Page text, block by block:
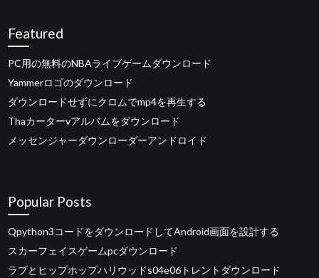
Featured
PC用の無料のNBAライブゲームダウンロード
Yammerロゴのダウンロード
ダウンロードせずにクロムでmp4を再生する
Thaカーターvアルバムをダウンロード
メッセンジャーダウンローダーアンドロイド
Popular Posts
Qpython3コードをダウンロードしてAndroid画面を設計する
スカーフェイスゲームpcダウンロード
ラブとヒップホップハリウッドs04e06トレントダウンロード